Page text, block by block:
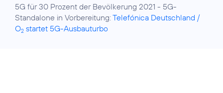
5G für 30 Prozent der Bevölkerung 2021 - 5G-
Standalone in Vorbereitung:Telefónica Deutschland /
O2 startet 5G-Ausbauturbo